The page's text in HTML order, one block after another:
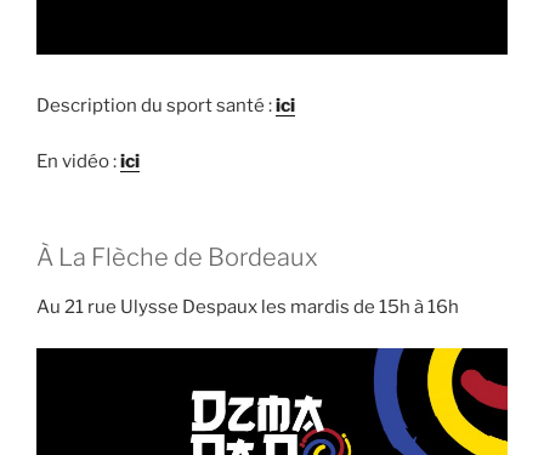
Description du sport santé :ici
En vidéo :ici
À La Flèche de Bordeaux
Au 21 rue Ulysse Despaux les mardis de 15h à 16h